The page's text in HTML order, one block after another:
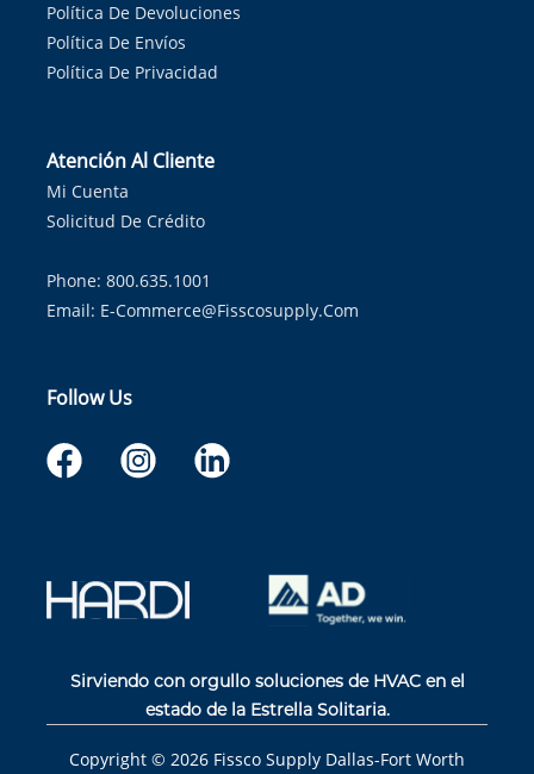
Política De Devoluciones
Política De Envíos
Política De Privacidad
Atención Al Cliente
Mi Cuenta
Solicitud De Crédito
Phone: 800.635.1001
Email: E-Commerce@fisscosupply.com
Follow Us
Sirviendo con orgullo soluciones de HVAC en el
estado de la Estrella Solitaria.
Copyright © 2026 Fissco Supply Dallas-Fort Worth